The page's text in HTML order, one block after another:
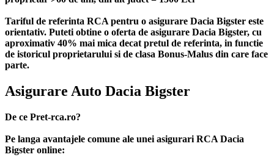
Tariful de referinta RCA pentru o asigurare Dacia Bigster este
orientativ. Puteti obtine o oferta de asigurare Dacia Bigster, cu
aproximativ 40% mai mica decat pretul de referinta, in functie
de istoricul proprietarului si de clasa Bonus-Malus din care face
parte.
Asigurare Auto Dacia Bigster
De ce Pret-rca.ro?
Pe langa avantajele comune ale unei asigurari RCA Dacia
Bigster online: